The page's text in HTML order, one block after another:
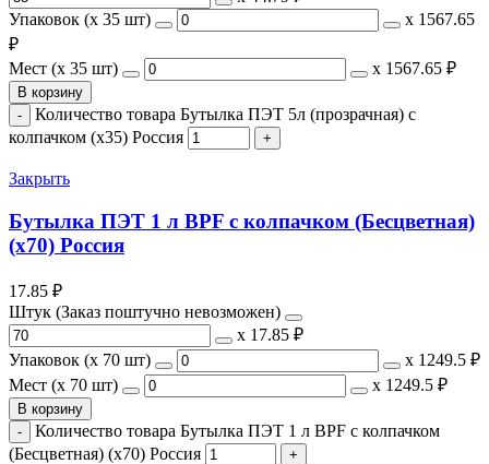
Упаковок (x 35 шт)
х 1567.65
₽
Мест (x 35 шт)
х 1567.65 ₽
В корзину
Количество товара Бутылка ПЭТ 5л (прозрачная) с
колпачком (х35) Россия
Закрыть
Бутылка ПЭТ 1 л BPF с колпачком (Бесцветная)
(х70) Россия
17.85 ₽
Штук (Заказ поштучно невозможен)
х 17.85 ₽
Упаковок (x 70 шт)
х 1249.5 ₽
Мест (x 70 шт)
х 1249.5 ₽
В корзину
Количество товара Бутылка ПЭТ 1 л BPF с колпачком
(Бесцветная) (х70) Россия